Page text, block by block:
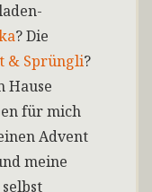
? Die
& Sprüngli?
Hause
für mich
Advent
meine